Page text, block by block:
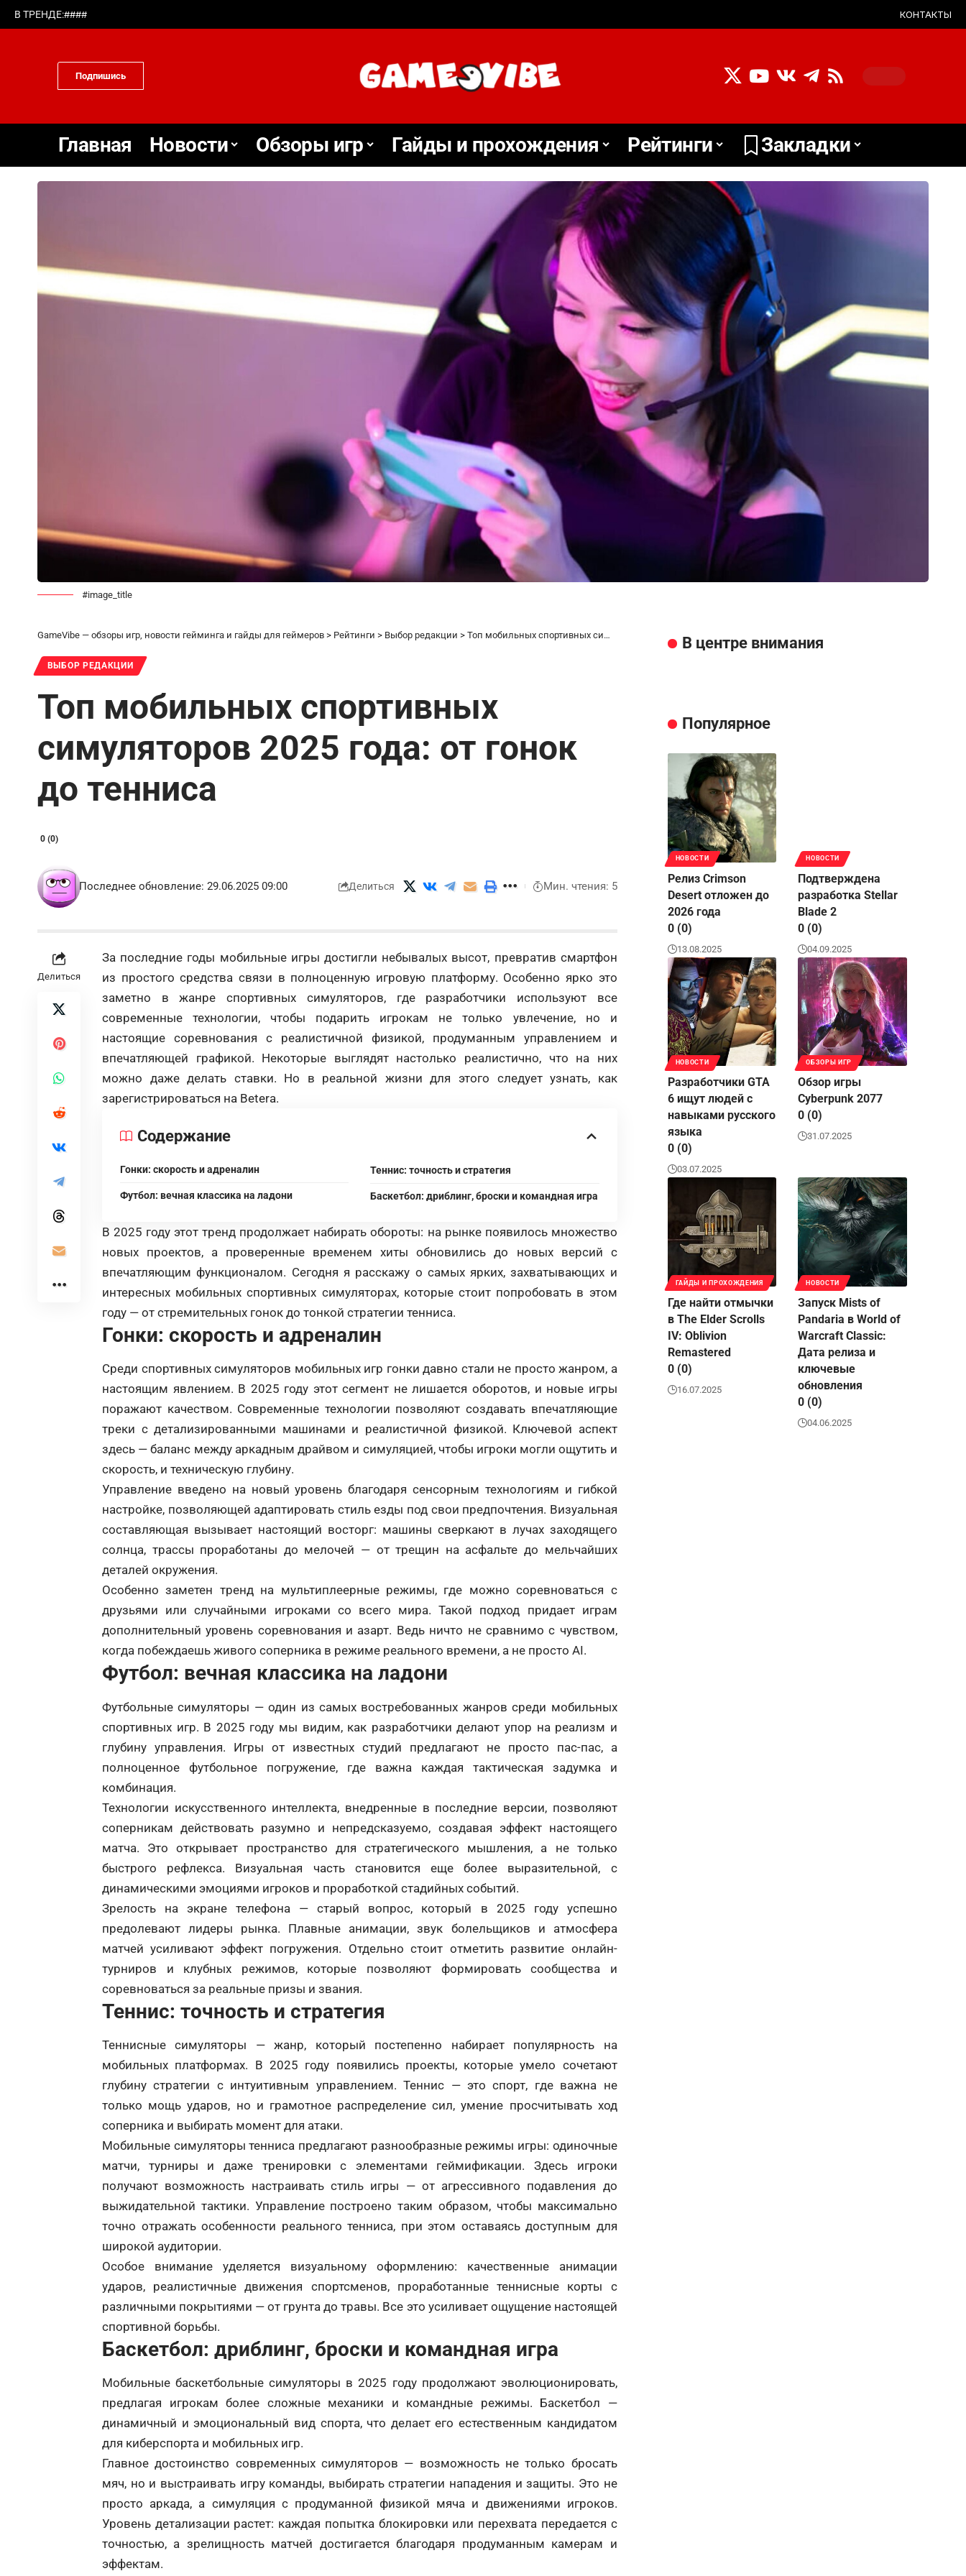
В ТРЕНДЕ:#### КОНТАКТЫ
Подпишись
Главная Новости Обзоры игр Гайды и прохождения Рейтинги Закладки
#image_title
GameVibe — обзоры игр, новости гейминга и гайды для геймеров > Рейтинги > Выбор редакции > Топ мобильных спортивных симуляторов 2025 года: от гонок до тенниса
ВЫБОР РЕДАКЦИИ
Топ мобильных спортивных
симуляторов 2025 года: от гонок
до тенниса
0 (0)
Последнее обновление: 29.06.2025 09:00 Делиться Мин. чтения: 5
Делиться
За последние годы мобильные игры достигли небывалых высот, превратив смартфон
из простого средства связи в полноценную игровую платформу. Особенно ярко это
заметно в жанре спортивных симуляторов, где разработчики используют все
современные технологии, чтобы подарить игрокам не только увлечение, но и
настоящие соревнования с реалистичной физикой, продуманным управлением и
впечатляющей графикой. Некоторые выглядят настолько реалистично, что на них
можно даже делать ставки. Но в реальной жизни для этого следует узнать, как
зарегистрироваться на Betera.
Содержание
Гонки: скорость и адреналин
Футбол: вечная классика на ладони
Теннис: точность и стратегия
Баскетбол: дриблинг, броски и командная игра
В 2025 году этот тренд продолжает набирать обороты: на рынке появилось множество
новых проектов, а проверенные временем хиты обновились до новых версий с
впечатляющим функционалом. Сегодня я расскажу о самых ярких, захватывающих и
интересных мобильных спортивных симуляторах, которые стоит попробовать в этом
году — от стремительных гонок до тонкой стратегии тенниса.
Гонки: скорость и адреналин
Среди спортивных симуляторов мобильных игр гонки давно стали не просто жанром, а
настоящим явлением. В 2025 году этот сегмент не лишается оборотов, и новые игры
поражают качеством. Современные технологии позволяют создавать впечатляющие
треки с детализированными машинами и реалистичной физикой. Ключевой аспект
здесь — баланс между аркадным драйвом и симуляцией, чтобы игроки могли ощутить и
скорость, и техническую глубину.
Управление введено на новый уровень благодаря сенсорным технологиям и гибкой
настройке, позволяющей адаптировать стиль езды под свои предпочтения. Визуальная
составляющая вызывает настоящий восторг: машины сверкают в лучах заходящего
солнца, трассы проработаны до мелочей — от трещин на асфальте до мельчайших
деталей окружения.
Особенно заметен тренд на мультиплеерные режимы, где можно соревноваться с
друзьями или случайными игроками со всего мира. Такой подход придает играм
дополнительный уровень соревнования и азарт. Ведь ничто не сравнимо с чувством,
когда побеждаешь живого соперника в режиме реального времени, а не просто AI.
Футбол: вечная классика на ладони
Футбольные симуляторы — один из самых востребованных жанров среди мобильных
спортивных игр. В 2025 году мы видим, как разработчики делают упор на реализм и
глубину управления. Игры от известных студий предлагают не просто пас-пас, а
полноценное футбольное погружение, где важна каждая тактическая задумка и
комбинация.
Технологии искусственного интеллекта, внедренные в последние версии, позволяют
соперникам действовать разумно и непредсказуемо, создавая эффект настоящего
матча. Это открывает пространство для стратегического мышления, а не только
быстрого рефлекса. Визуальная часть становится еще более выразительной, с
динамическими эмоциями игроков и проработкой стадийных событий.
Зрелость на экране телефона — старый вопрос, который в 2025 году успешно
предолевают лидеры рынка. Плавные анимации, звук болельщиков и атмосфера
матчей усиливают эффект погружения. Отдельно стоит отметить развитие онлайн-
турниров и клубных режимов, которые позволяют формировать сообщества и
соревноваться за реальные призы и звания.
Теннис: точность и стратегия
Теннисные симуляторы — жанр, который постепенно набирает популярность на
мобильных платформах. В 2025 году появились проекты, которые умело сочетают
глубину стратегии с интуитивным управлением. Теннис — это спорт, где важна не
только мощь ударов, но и грамотное распределение сил, умение просчитывать ход
соперника и выбирать момент для атаки.
Мобильные симуляторы тенниса предлагают разнообразные режимы игры: одиночные
матчи, турниры и даже тренировки с элементами геймификации. Здесь игроки
получают возможность настраивать стиль игры — от агрессивного подавления до
выжидательной тактики. Управление построено таким образом, чтобы максимально
точно отражать особенности реального тенниса, при этом оставаясь доступным для
широкой аудитории.
Особое внимание уделяется визуальному оформлению: качественные анимации
ударов, реалистичные движения спортсменов, проработанные теннисные корты с
различными покрытиями — от грунта до травы. Все это усиливает ощущение настоящей
спортивной борьбы.
Баскетбол: дриблинг, броски и командная игра
Мобильные баскетбольные симуляторы в 2025 году продолжают эволюционировать,
предлагая игрокам более сложные механики и командные режимы. Баскетбол —
динамичный и эмоциональный вид спорта, что делает его естественным кандидатом
для киберспорта и мобильных игр.
Главное достоинство современных симуляторов — возможность не только бросать
мяч, но и выстраивать игру команды, выбирать стратегии нападения и защиты. Это не
просто аркада, а симуляция с продуманной физикой мяча и движениями игроков.
Уровень детализации растет: каждая попытка блокировки или перехвата передается с
точностью, а зрелищность матчей достигается благодаря продуманным камерам и
эффектам.
В центре внимания
Популярное
НОВОСТИ
Релиз Crimson
Desert отложен до
2026 года
0 (0)
13.08.2025
НОВОСТИ
Подтверждена
разработка Stellar
Blade 2
0 (0)
04.09.2025
НОВОСТИ
Разработчики GTA
6 ищут людей с
навыками русского
языка
0 (0)
03.07.2025
ОБЗОРЫ ИГР
Обзор игры
Cyberpunk 2077
0 (0)
31.07.2025
ГАЙДЫ И ПРОХОЖДЕНИЯ
Где найти отмычки
в The Elder Scrolls
IV: Oblivion
Remastered
0 (0)
16.07.2025
НОВОСТИ
Запуск Mists of
Pandaria в World of
Warcraft Classic:
Дата релиза и
ключевые
обновления
0 (0)
04.06.2025